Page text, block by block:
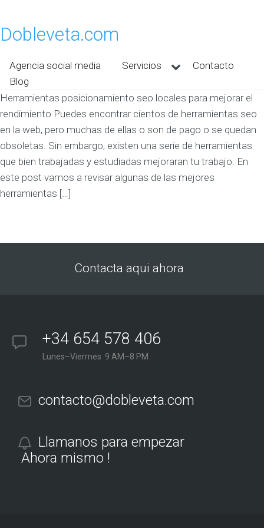
Dobleveta.com
Agencia social media Servicios
Contacto
Blog
Herramientas posicionamiento seo locales para mejorar el
rendimiento Puedes encontrar cientos de herramientas seo
en la web, pero muchas de ellas o son de pago o se quedan
obsoletas. Sin embargo, existen una serie de herramientas
que bien trabajadas y estudiadas mejoraran tu trabajo. En
este post vamos a revisar algunas de las mejores
herramientas […]
Contacta aqui ahora
+34 654 578 406
Lunes–Vierrnes 9 AM–8 PM
contacto@dobleveta.com
Llamanos para empezar
Ahora mismo !